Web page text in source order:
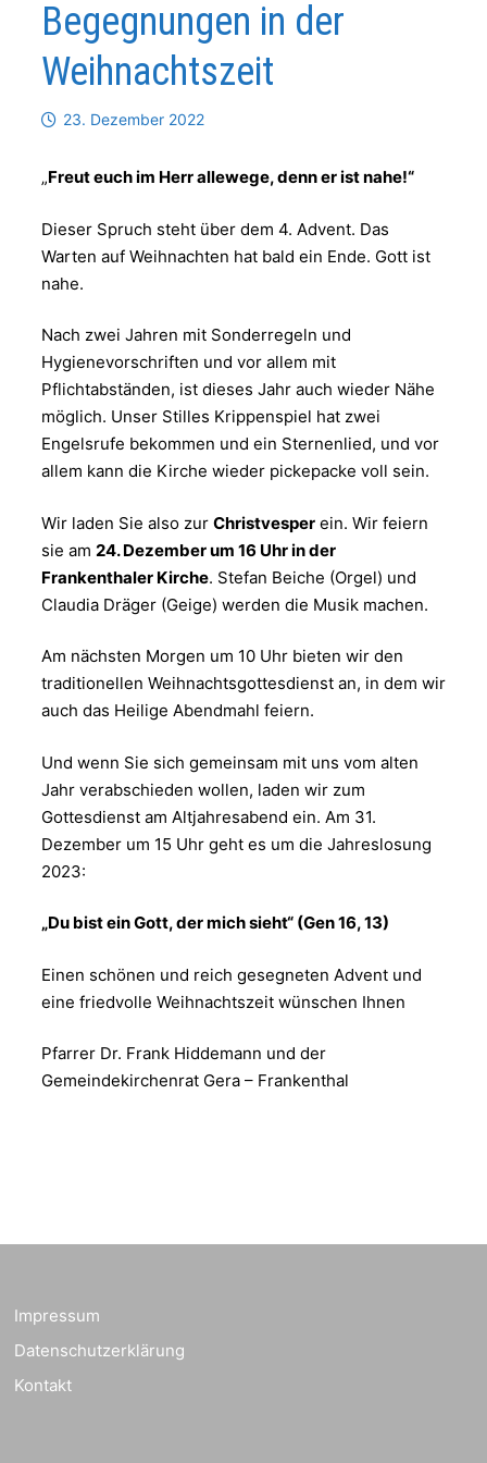
Begegnungen in der
Weihnachtszeit
23. Dezember 2022
„Freut euch im Herr allewege, denn er ist nahe!“
Dieser Spruch steht über dem 4. Advent. Das
Warten auf Weihnachten hat bald ein Ende. Gott ist
nahe.
Nach zwei Jahren mit Sonderregeln und
Hygienevorschriften und vor allem mit
Pflichtabständen, ist dieses Jahr auch wieder Nähe
möglich. Unser Stilles Krippenspiel hat zwei
Engelsrufe bekommen und ein Sternenlied, und vor
allem kann die Kirche wieder pickepacke voll sein.
Wir laden Sie also zur Christvesperein. Wir feiern
sie am 24. Dezember um 16 Uhr in der
Frankenthaler Kirche. Stefan Beiche (Orgel) und
Claudia Dräger (Geige) werden die Musik machen.
Am nächsten Morgen um 10 Uhr bieten wir den
traditionellen Weihnachtsgottesdienst an, in dem wir
auch das Heilige Abendmahl feiern.
Und wenn Sie sich gemeinsam mit uns vom alten
Jahr verabschieden wollen, laden wir zum
Gottesdienst am Altjahresabend ein. Am 31.
Dezember um 15 Uhr geht es um die Jahreslosung
2023:
„Du bist ein Gott, der mich sieht“ (Gen 16, 13)
Einen schönen und reich gesegneten Advent und
eine friedvolle Weihnachtszeit wünschen Ihnen
Pfarrer Dr. Frank Hiddemann und der
Gemeindekirchenrat Gera – Frankenthal
Impressum
Datenschutzerklärung
Kontakt